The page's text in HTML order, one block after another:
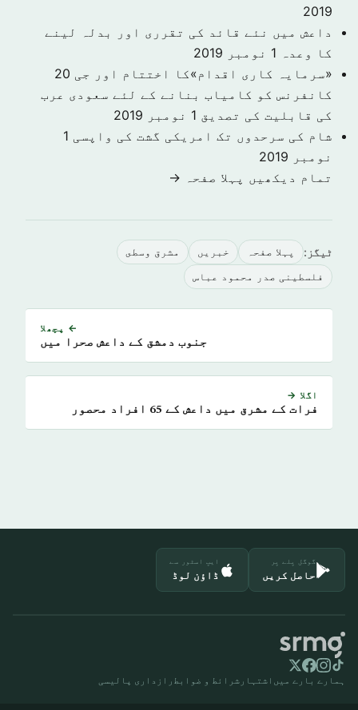
2019
داعش میں نئے قائد کی تقرری اور بدلہ لینے
کا وعدہ 1 نومبر 2019
«سرمایہ کاری اقدام»کا اختتام اور جی 20
کانفرنس کو کامیاب بنانے کے لئے سعودی عرب
کی قابلیت کی تصدیق 1 نومبر 2019
شام کی سرحدوں تک امریکی گشت کی واپسی 1
نومبر 2019
تمام دیکھیں پہلا صفحہ →
ٹیگز: پہلا صفحہ خبريں مشرق وسطى
فلسطینی صدر محمود عباس
← پچھلا
جنوب دمشق کے داعش صحرا میں
اگلا →
فرات کے مشرق میں داعش کے 65 افراد محصور
گوگل پلے پر
حاصل کریں
ایپ اسٹور سے
ڈاؤن لوڈ
ہمارے بارے میں اشتہار شرائط و ضوابط رازداری پالیسی